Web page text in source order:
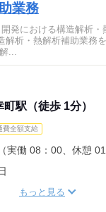
業務
開発における構造解析
解析・熱解析補助業務
...
駅（徒歩 1分）
費全額支給
実働 08：00、休憩
もっと見る